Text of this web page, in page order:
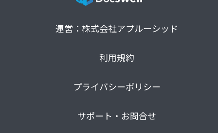
運営：株式会社アプルーシッド
利用規約
プライバシーポリシー
サポート・お問合せ